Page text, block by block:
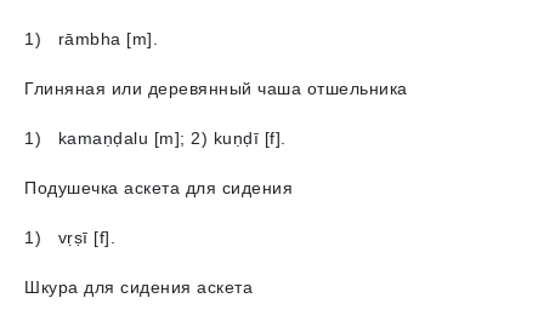
1) rāmbha [m].
Глиняная или деревянный чаша отшельника
1) kamaṇḍalu [m]; 2) kuṇḍī [f].
Подушечка аскета для сидения
1) vṛṣī [f].
Шкура для сидения аскета